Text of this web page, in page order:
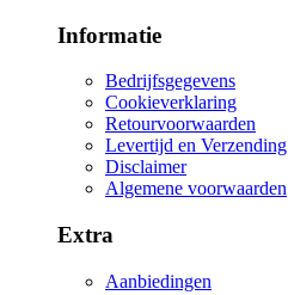
Informatie
Bedrijfsgegevens
Cookieverklaring
Retourvoorwaarden
Levertijd en Verzending
Disclaimer
Algemene voorwaarden
Extra
Aanbiedingen